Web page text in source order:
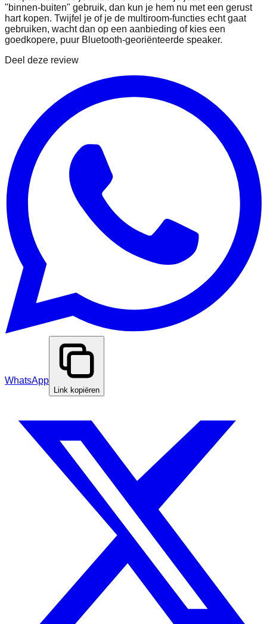
"binnen-buiten" gebruik, dan kun je hem nu met een gerust
hart kopen. Twijfel je of je de multiroom-functies echt gaat
gebruiken, wacht dan op een aanbieding of kies een
goedkopere, puur Bluetooth-georiënteerde speaker.
Deel deze review
WhatsApp
Link kopiëren